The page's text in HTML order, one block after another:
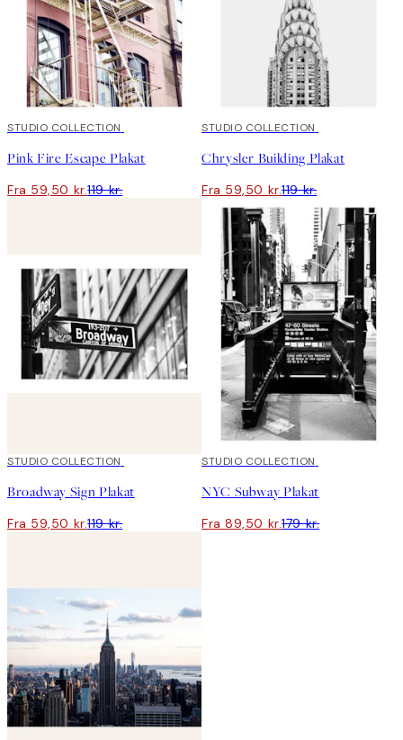
50%*
STUDIO COLLECTION
Pink Fire Escape Plakat
Fra 59,50 kr.119 kr.
50%*
STUDIO COLLECTION
Chrysler Building Plakat
Fra 59,50 kr.119 kr.
50%*
STUDIO COLLECTION
Broadway Sign Plakat
Fra 59,50 kr.119 kr.
50%*
STUDIO COLLECTION
NYC Subway Plakat
Fra 89,50 kr.179 kr.